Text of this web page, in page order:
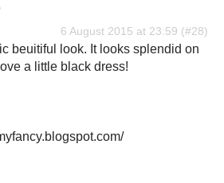
6 August 2015 at 23:59
beuitiful look. It looks splendid on
a little black dress!